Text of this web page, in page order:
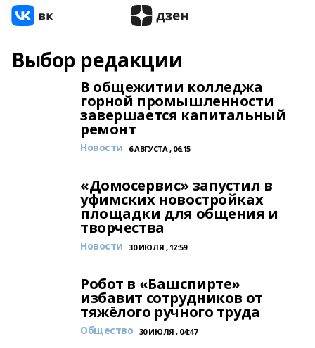
Выбор редакции
В общежитии колледжа
горной промышленности
завершается капитальный
ремонт
Новости 6 АВГУСТА , 06:15
«Домосервис» запустил в
уфимских новостройках
площадки для общения и
творчества
Новости 30 ИЮЛЯ , 12:59
Робот в «Башспирте»
избавит сотрудников от
тяжёлого ручного труда
Общество 30 ИЮЛЯ , 04:47